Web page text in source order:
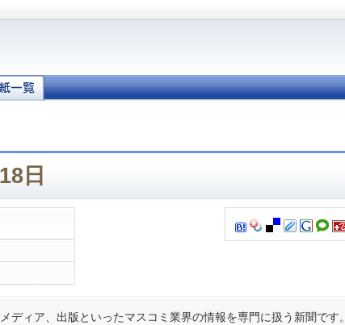
日
ディア、出版といったマスコミ業界の情報を専門に扱う新聞です。